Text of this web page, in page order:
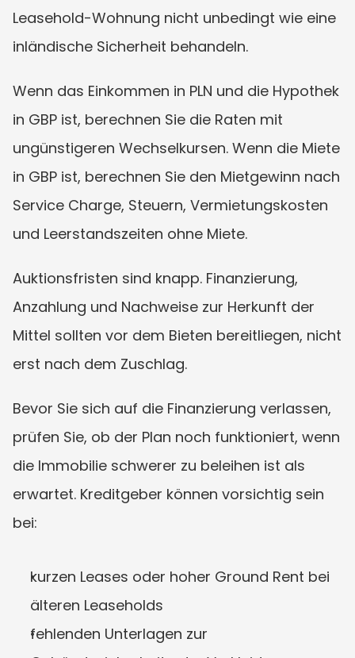
Leasehold-Wohnung nicht unbedingt wie eine
inländische Sicherheit behandeln.
Wenn das Einkommen in PLN und die Hypothek
in GBP ist, berechnen Sie die Raten mit
ungünstigeren Wechselkursen. Wenn die Miete
in GBP ist, berechnen Sie den Mietgewinn nach
Service Charge, Steuern, Vermietungskosten
und Leerstandszeiten ohne Miete.
Auktionsfristen sind knapp. Finanzierung,
Anzahlung und Nachweise zur Herkunft der
Mittel sollten vor dem Bieten bereitliegen, nicht
erst nach dem Zuschlag.
Bevor Sie sich auf die Finanzierung verlassen,
prüfen Sie, ob der Plan noch funktioniert, wenn
die Immobilie schwerer zu beleihen ist als
erwartet. Kreditgeber können vorsichtig sein
bei:
kurzen Leases oder hoher Ground Rent bei
älteren Leaseholds
fehlenden Unterlagen zur